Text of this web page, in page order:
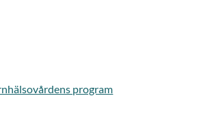
program